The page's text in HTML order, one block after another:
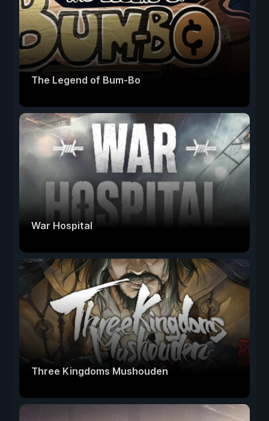
The Legend of Bum-Bo
War Hospital
Three Kingdoms Mushouden